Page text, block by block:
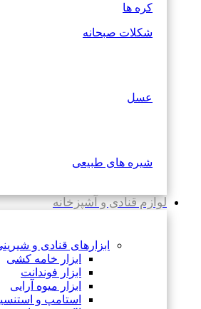
کره ها
شکلات صبحانه
عسل
شیره های طبیعی
لوازم قنادی و آشپزخانه
ابزارهای قنادی و
ابزار خامه کشی
ابزار فوندانت
ابزار میوه آرایی
استامپ و